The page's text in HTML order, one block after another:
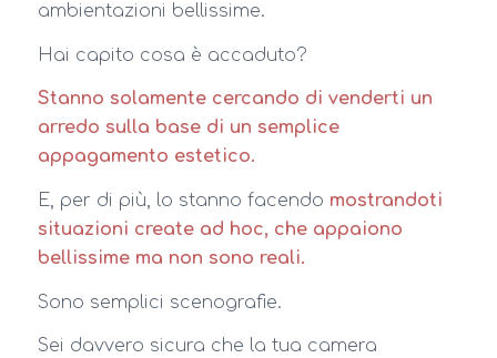
ambientazioni bellissime.
Hai capito cosa è accaduto?
Stanno solamente cercando di venderti un
arredo sulla base di un semplice
appagamento estetico.
E, per di più, lo stanno facendo mostrandoti
situazioni create ad hoc, che appaiono
bellissime ma non sono reali.
Sono semplici scenografie.
Sei davvero sicura che la tua camera